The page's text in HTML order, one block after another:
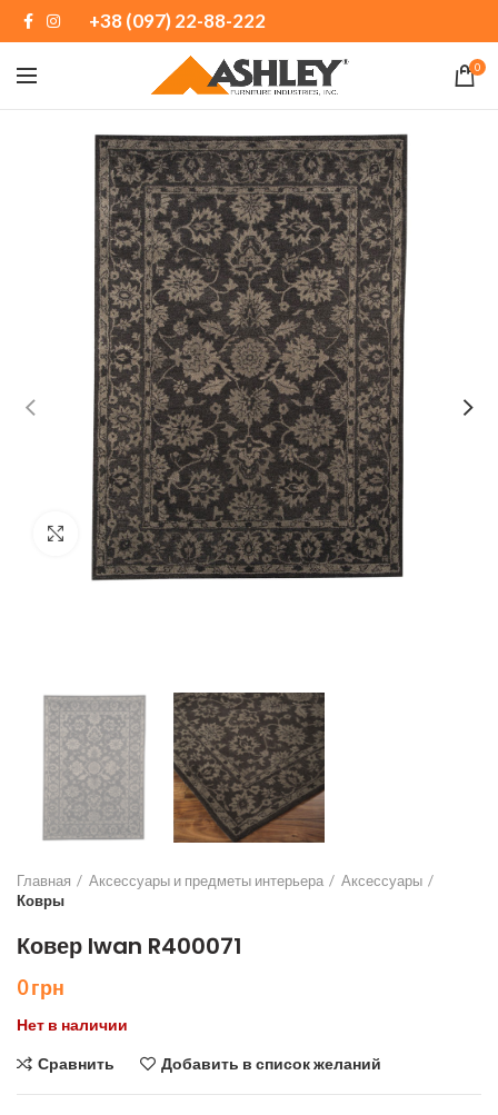
+38 (097) 22-88-222
0
Нажмите, чтобы увеличить
Главная Аксессуары и предметы интерьера
Аксессуары
Ковры
Ковер Iwan R400071
0грн
Нет в наличии
Сравнить Добавить в список желаний